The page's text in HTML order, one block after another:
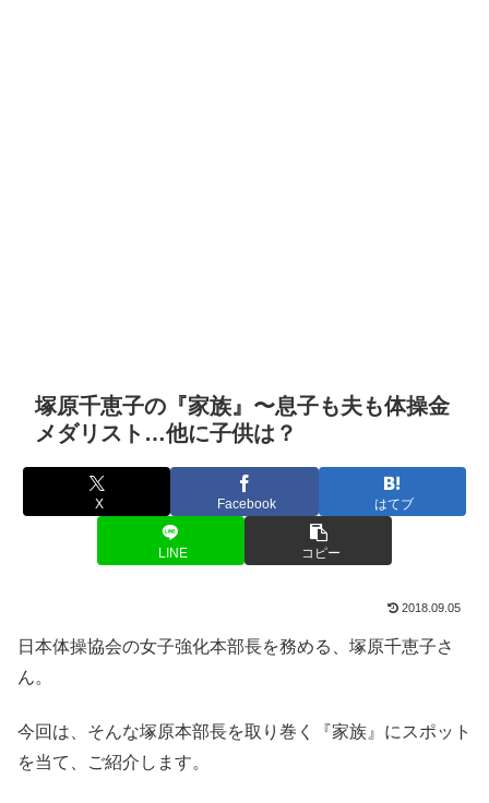
塚原千恵子の『家族』〜息子も夫も体操金
メダリスト…他に子供は？
X Facebook はてブ
LINE コピー
2018.09.05
日本体操協会の女子強化本部長を務める、塚原千恵子さ
ん。
今回は、そんな塚原本部長を取り巻く『家族』にスポット
を当て、ご紹介します。